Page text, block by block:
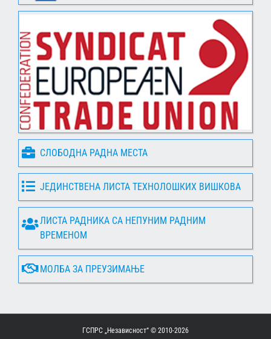
СЛОБОДНА РАДНА МЕСТА
ЈЕДИНСТВЕНА ЛИСТА ТЕХНОЛОШКИХ ВИШКОВА
ЛИСТА РАДНИКА СА НЕПУНИМ РАДНИМ
ВРЕМЕНОМ
МОЛБА ЗА ПРЕУЗИМАЊЕ
ГСПРС „Независност“ © 2010-2026